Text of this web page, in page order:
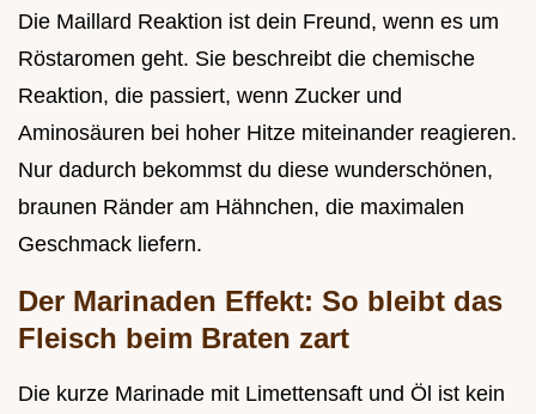
Die Maillard Reaktion ist dein Freund, wenn es um
Röstaromen geht. Sie beschreibt die chemische
Reaktion, die passiert, wenn Zucker und
Aminosäuren bei hoher Hitze miteinander reagieren.
Nur dadurch bekommst du diese wunderschönen,
braunen Ränder am Hähnchen, die maximalen
Geschmack liefern.
Der Marinaden Effekt: So bleibt das
Fleisch beim Braten zart
Die kurze Marinade mit Limettensaft und Öl ist kein